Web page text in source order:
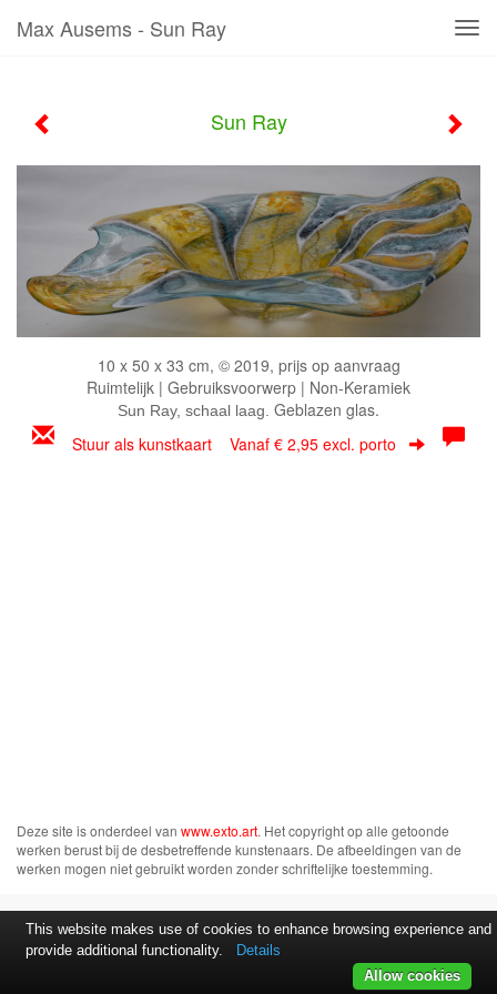
Max Ausems - Sun Ray
Sun Ray
10 x 50 x 33 cm, © 2019, prijs op aanvraag
Ruimtelijk | Gebruiksvoorwerp | Non-Keramiek
Sun Ray, schaal laag. Geblazen glas.
Stuur als kunstkaart Vanaf € 2,95 excl. porto
Deze site is onderdeel van www.exto.art. Het copyright op alle getoonde
werken berust bij de desbetreffende kunstenaars. De afbeeldingen van de
werken mogen niet gebruikt worden zonder schriftelijke toestemming.
This website makes use of cookies to enhance browsing experience and
provide additional functionality.
Details
Allow cookies